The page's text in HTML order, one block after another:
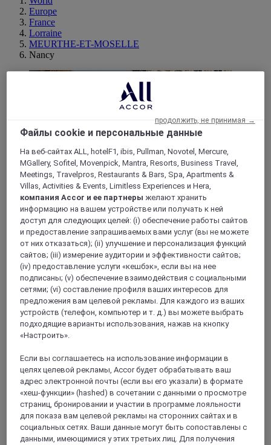
Europe
France
Lorraine
MEURTHE-ET-MOSELLE
Nancy
NANCY, Франция
Mercure Nancy Centre Place Stanislas Hotel
The 4-star Mercure Nancy Centre Place Stanislas, with its Art
Nouveau and Art Deco charm, is near Place Stanislas, a
UNESCO World Heritage Site. Enjoy comfortable and cozy
rooms in an ideal location to discover Lorraine's gastronomy.
Business meetings are easy thanks to our private, secure car
park and 2 seminar rooms, close to Palais des Congrès Jean
Prouvé, Museum of Fine Arts and SNCF train station.
Файлы cookie и персональные данные
На веб-сайтах ALL, hotelF1, ibis, Pullman, Novotel, Mercure,
MGallery, Sofitel, Movenpick, Mantra, Resorts, Business Travel,
Meetings, Travelpros, Restaurants & Bars, Spa, Apartments &
Villas, Activities & Events, Limitless Experiences и Hera,
компания Accor и ее партнеры желают хранить
информацию на вашем устройстве или получать к ней
доступ для следующих целей: (i) обеспечение работы сайтов
и предоставление запрашиваемых вами услуг (вы не можете
от них отказаться); (ii) улучшение и персонализация функций
сайтов; (iii) измерение аудитории и эффективности сайтов;
(iv) предоставление услуги «кешбэк», если вы на нее
подписаны; (v) обеспечение взаимодействия с социальными
сетями; (vi) составление профиля ваших интересов для
предложения вам целевой рекламы. Для каждого из ваших
устройств (телефон, компьютер и т. д.) вы можете выбрать
подходящие варианты использования, нажав на кнопку
«Настроить».
Если вы соглашаетесь на использование информации в
целях целевой рекламы, Accor будет обрабатывать ваш
адрес электронной почты (если вы его указали) в формате
«хеш-функции» (hashed) в сочетании с данными о просмотре
страниц, бронировании и участии в программе лояльности
для показа вам целевой рекламы на сторонних сайтах и в
социальных сетях. Ваши данные могут быть сопоставлены с
данными, имеющимися у этих третьих лиц. Для получения
продолжить, не принимая →